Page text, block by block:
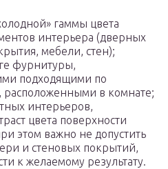
гаммы цвета
интерьера (дверных
мебели, стен);
фурнитуры,
подходящими по
расположенными в комнате;
интерьеров,
цвета поверхности
этом важно не допустить
и стеновых покрытий,
к желаемому результату.